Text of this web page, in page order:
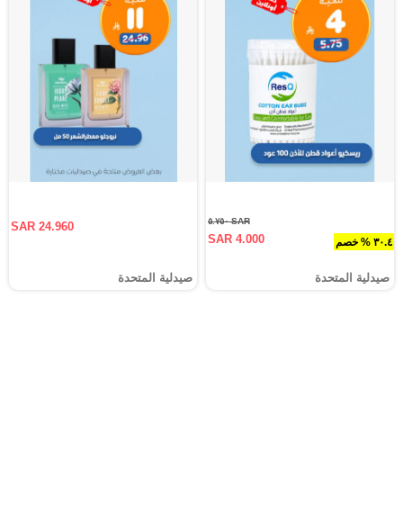
٣٠.٤ % خصم
SAR ٥.٧٥٠
SAR 4.000
صيدلية المتحدة
SAR 24.960
صيدلية المتحدة